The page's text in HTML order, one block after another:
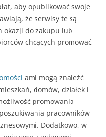
aby opublikować swoje
że serwisy te są
okazji do zakupu lub
chcących promować
ami mogą znaleźć
domów, działek i
promowania
pracowników
Dodatkowo, w